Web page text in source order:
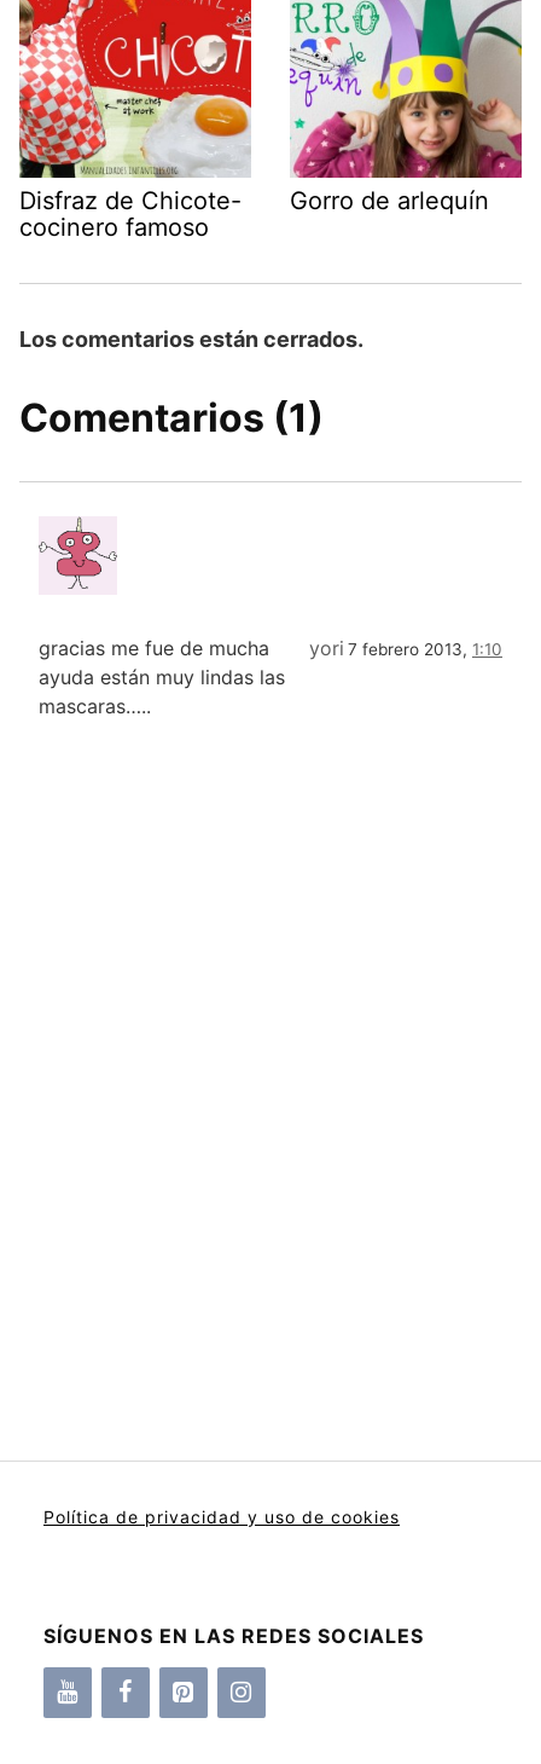
Disfraz de Chicote-
cocinero famoso
Gorro de arlequín
Los comentarios están cerrados.
Comentarios (1)
yori 7 febrero 2013, 1:10
gracias me fue de mucha
ayuda están muy lindas las
mascaras…..
Política de privacidad y uso de cookies
SÍGUENOS EN LAS REDES SOCIALES